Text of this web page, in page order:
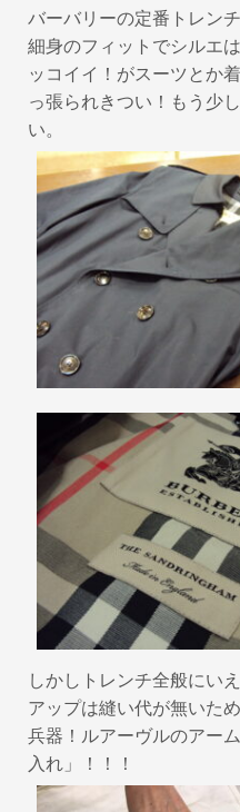
バーバリーの定番トレン
細身のフィットでシルエ
ッコイイ！がスーツとか
っ張られきつい！もう少
い。
しかしトレンチ全般にい
アップは縫い代が無いた
兵器！ルアーヴルのアー
入れ」！！！